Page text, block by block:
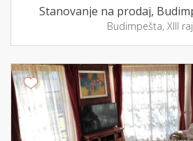
Stanovanje na prodaj,
Budimpešta, XIII